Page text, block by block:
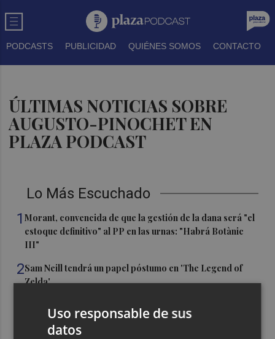
PODCASTS PUBLICIDAD QUIÉNES SOMOS CONTACTO
ÚLTIMAS NOTICIAS SOBRE
AUGUSTO-PINOCHET EN
PLAZA PODCAST
Lo Más Escuchado
1Morant, convencida de que la gestión de la dana será "el
estoque definitivo" al PP en las urnas: "Habrá Botànic
III"
2Sam Neill tendrá un papel póstumo en 'The Legend of
Zelda'
la producción fotovoltaica?
Uso responsable de sus
datos